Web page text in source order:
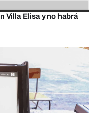
Villa Elisa y no habrá